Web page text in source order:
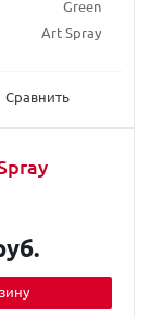
Green
Art Spray
Сравнить